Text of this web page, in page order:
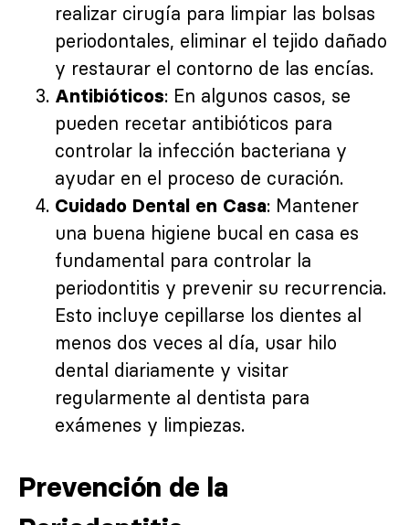
realizar cirugía para limpiar las bolsas
periodontales, eliminar el tejido dañado
y restaurar el contorno de las encías.
Antibióticos: En algunos casos, se
pueden recetar antibióticos para
controlar la infección bacteriana y
ayudar en el proceso de curación.
Cuidado Dental en Casa: Mantener
una buena higiene bucal en casa es
fundamental para controlar la
periodontitis y prevenir su recurrencia.
Esto incluye cepillarse los dientes al
menos dos veces al día, usar hilo
dental diariamente y visitar
regularmente al dentista para
exámenes y limpiezas.
Prevención de la